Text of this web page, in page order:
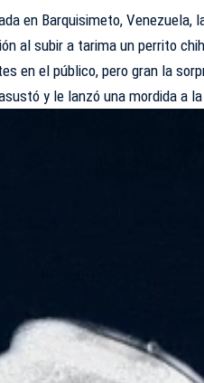
en Barquisimeto, Venezuela,
al subir a tarima un perrito
en el público, pero gran la
y le lanzó una mordida a